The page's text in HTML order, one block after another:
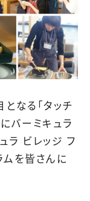
なる「タッチ
バーミキュラ
ラ ビレッジ フ
ムを皆さんに